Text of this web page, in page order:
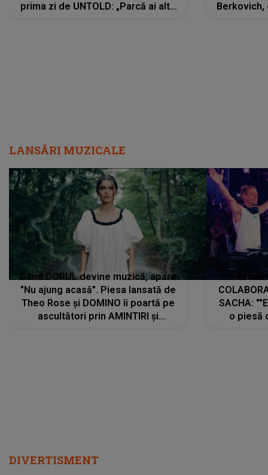
prima zi de UNTOLD: „Parcă ai altă
Berkovich,
LANSĂRI MUZICALE
Când DORUL devine muzică, apare
"Nu ajung acasă". Piesa lansată de
Theo Rose și DOMINO îi poartă pe
ascultători prin AMINTIRI și
SACHA:
o piesă
DIVERTISMENT